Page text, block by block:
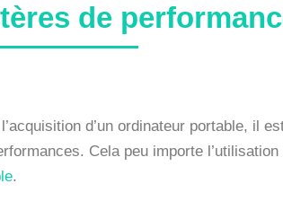
de
d’un ordinateur portable, il
Cela peu importe
.